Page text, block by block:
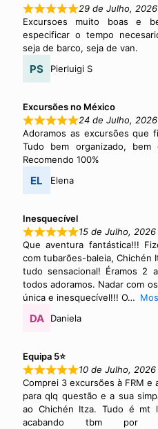
29 de Julho, 2026
Excursoes muito boas e
especificar o tempo
seja de barco, seja de van.
Pierluigi S
Excursões no México
24 de Julho, 2026
Adoramos as excursões que
Tudo bem organizado, bem
Recomendo 100%
Elena
Inesquecível
15 de Julho, 2026
Que aventura fantástica!!!
com tubarões-baleia, Chichén
tudo sensacional! Éramos 2
todos adoramos. Nadar com
única e inesquecível!!! O
Daniela
Equipa 5⭐
10 de Julho, 2026
Comprei 3 excursões à FRM e
para qlq questão e a sua
ao Chichén Itza. Tudo é mt
acabando tbm por